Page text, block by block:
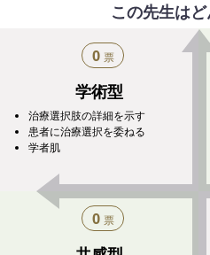
この先生は
0 票
学術型
治療選択肢の詳細を示す
患者に治療選択を委ねる
学者肌
0 票